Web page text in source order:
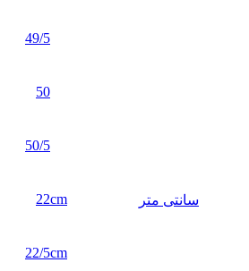
49/5
50
50/5
سانتی متر 22cm
22/5cm